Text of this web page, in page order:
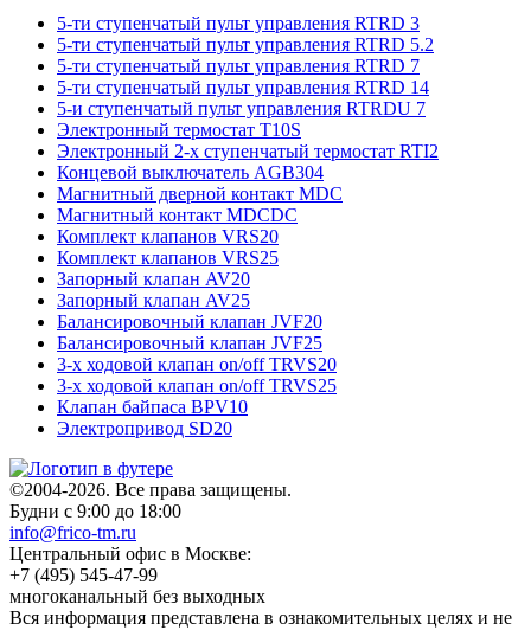
5-ти ступенчатый пульт управления RTRD 3
5-ти ступенчатый пульт управления RTRD 5.2
5-ти ступенчатый пульт управления RTRD 7
5-ти ступенчатый пульт управления RTRD 14
5-и ступенчатый пульт управления RTRDU 7
Электронный термостат T10S
Электронный 2-х ступенчатый термостат RTI2
Концевой выключатель AGB304
Mагнитный дверной контакт MDC
Mагнитный контакт MDCDC
Комплект клапанов VRS20
Комплект клапанов VRS25
Запорный клапан AV20
Запорный клапан AV25
Балансировочный клапан JVF20
Балансировочный клапан JVF25
3-х ходовой клапан on/off TRVS20
3-х ходовой клапан on/off TRVS25
Клапан байпаса BPV10
Электропривод SD20
©2004-2026. Все права защищены.
Будни с 9:00 до 18:00
info@frico-tm.ru
Центральный офис в Москве:
+7 (495) 545-47-99
многоканальный без выходных
Вся информация представлена в ознакомительных целях и не